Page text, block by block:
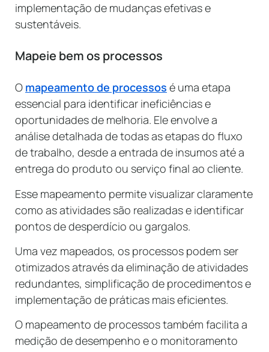
implementação de mudanças efetivas e
sustentáveis.
Mapeie bem os processos
O mapeamento de processos é uma etapa
essencial para identificar ineficiências e
oportunidades de melhoria. Ele envolve a
análise detalhada de todas as etapas do fluxo
de trabalho, desde a entrada de insumos até a
entrega do produto ou serviço final ao cliente.
Esse mapeamento permite visualizar claramente
como as atividades são realizadas e identificar
pontos de desperdício ou gargalos.
Uma vez mapeados, os processos podem ser
otimizados através da eliminação de atividades
redundantes, simplificação de procedimentos e
implementação de práticas mais eficientes.
O mapeamento de processos também facilita a
medição de desempenho e o monitoramento